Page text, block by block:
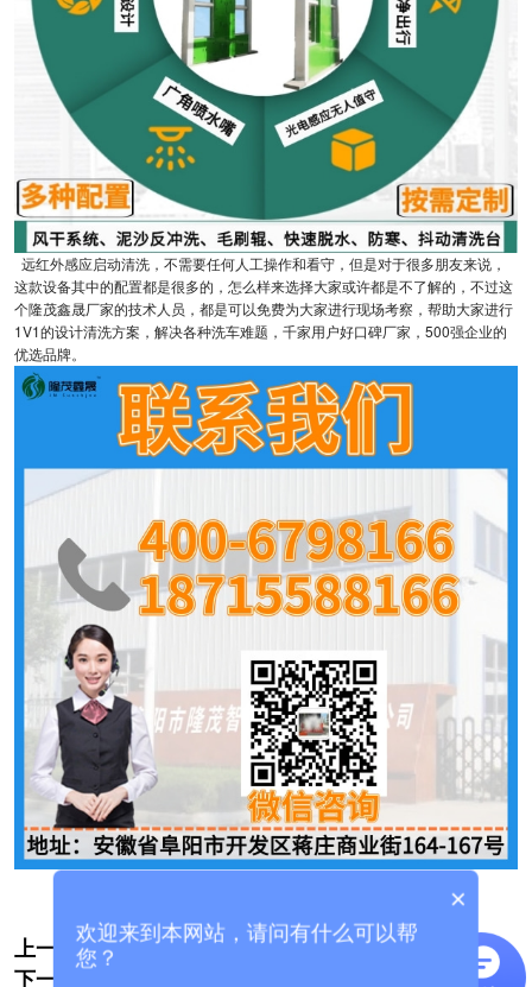
远红外感应启动清洗，不需要任何人工操作和看守，但是对于很多朋友来说，
这款设备其中的配置都是很多的，怎么样来选择大家或许都是不了解的，不过这
个隆茂鑫晟厂家的技术人员，都是可以免费为大家进行现场考察，帮助大家进行
1V1的设计清洗方案，解决各种洗车难题，千家用户好口碑厂家，500强企业的
优选品牌。
上一个: 常德搅拌站车辆洗车机-定制方案环评轻松验
下一
搅拌站龙门洗车机-8年品牌好口碑厂家支持
×
欢迎来到本网站，请问有什么可以帮
您？